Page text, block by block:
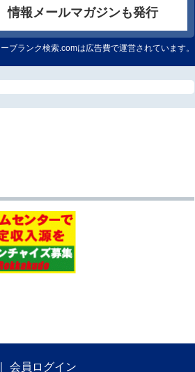
情報メールマガジンも発行
ブランク検索.comは広告費で運営されています。
会員ログイン